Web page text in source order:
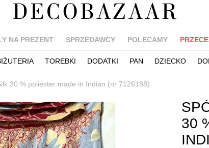
NA PREZENT SPRZEDAWCY POLECAMY
TOREBKI DODATKI PAN DZIECKO
30 % poliester made in Indian (nr 7126188)
30